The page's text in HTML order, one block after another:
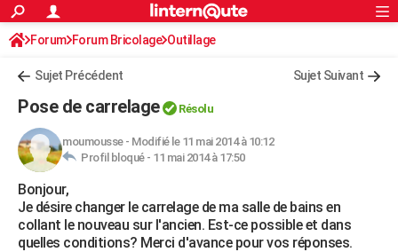
ACTUALITÉS
Politique
Société
Faits Divers
Education
Monde
Villes
+
FINANCE
Retraite
Impôts
Epargne
Immobilier
Risques naturels par ville
Banque
Assurance
Crédit
AUTO
Essais
Réserver un essai
Citadines
Berlines
SUV
Forum auto
+HIGH-TECH
Mobiles
Meilleur smartphone
Internet
Ordinateurs
Jeux vidéo
Guide high-tech
+BRICOLAGE
S'inscrire
Connexion
Forum Forum Bricolage Outillage
Sujet Précédent Sujet Suivant
Pose de carrelage Résolu
moumousse- Modifié le 11 mai 2014 à 10:12
Profil bloqué - 11 mai 2014 à 17:50
Bonjour,
Je désire changer le carrelage de ma salle de bains en
collant le nouveau sur l'ancien. Est-ce possible et dans
quelles conditions? Merci d'avance pour vos réponses.